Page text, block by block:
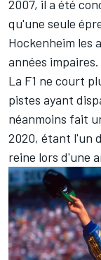
2007, il a été
qu'une seule
Hockenheim les
années impaires.
La F1 ne court
pistes ayant
néanmoins fait
2020, étant l'un
reine lors d'une